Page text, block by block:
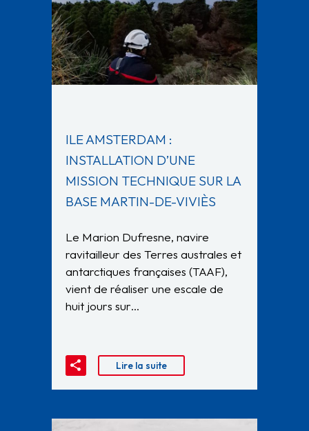
ILE AMSTERDAM :
INSTALLATION D’UNE
MISSION TECHNIQUE SUR LA
BASE MARTIN-DE-VIVIÈS
Le Marion Dufresne, navire
ravitailleur des Terres australes et
antarctiques françaises (TAAF),
vient de réaliser une escale de
huit jours sur…
Lire la suite